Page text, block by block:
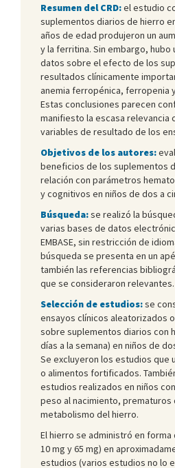
Resumen del CRD:el estudio
suplementos diarios de hierro
años de edad produjeron un
y la ferritina. Sin embargo,
datos sobre el efecto de los
resultados clínicamente
anemia ferropénica, ferropenia
Estas conclusiones parecen
manifiesto la escasa relevancia
variables de resultado de los
Objetivos de los autores:
beneficios de los suplementos
relación con parámetros
y cognitivos en niños de dos a
Búsqueda:se realizó la
varias bases de datos
EMBASE, sin restricción de
búsqueda se presenta en un
también las referencias
que se consideraron relevantes.
Selección de estudios:se
ensayos clínicos aleatorizados
sobre suplementos diarios con
días a la semana) en niños de
Se excluyeron los estudios que
o alimentos fortificados.
estudios realizados en niños
peso al nacimiento, prematuros
metabolismo del hierro.
El hierro se administró en
10 mg y 65 mg) en
estudios (varios estudios no lo